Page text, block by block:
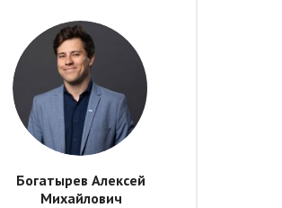
Богатырев Алексей
Михайлович